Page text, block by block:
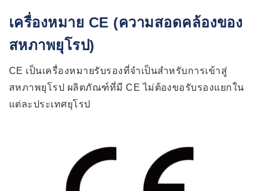
เครื่องหมาย CE (ความสอดคล้องของ
สหภาพยุโรป)
CE เป็นเครื่องหมายรับรองที่จำเป็นสำหรับการเข้าสู่
สหภาพยุโรป ผลิตภัณฑ์ที่มี CE ไม่ต้องขอรับรองแยกใน
แต่ละประเทศยุโรป